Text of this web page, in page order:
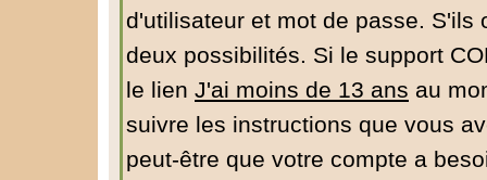
d'utilisateur et mot de passe. S'ils
deux possibilités. Si le support
le lien J'ai moins de 13 ans au
suivre les instructions que vous
peut-être que votre compte a